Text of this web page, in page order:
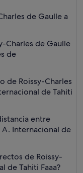
de Gaulle a
Charles de Gaulle
de
de Roissy-Charles
de Tahiti
entre
A. Internacional de
de Roissy-
de Tahiti Faaa?